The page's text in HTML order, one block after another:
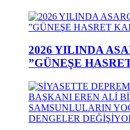
2026 YILINDA
”GÜNEŞE